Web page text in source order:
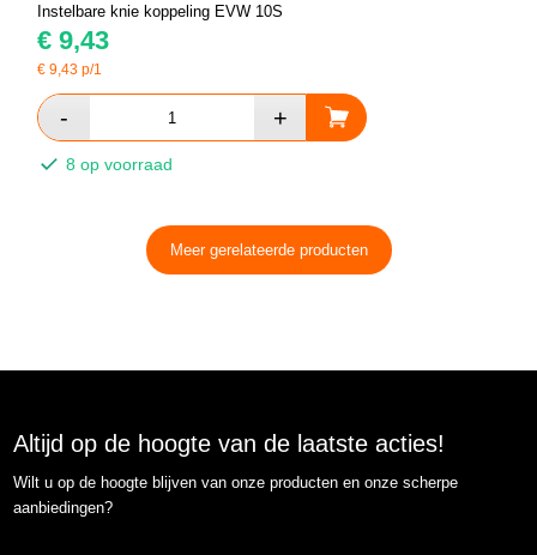
Instelbare knie koppeling EVW 10S
€ 9,43
€9,43 p/1
8 op voorraad
Meer gerelateerde producten
Altijd op de hoogte van de laatste acties!
Wilt u op de hoogte blijven van onze producten en onze scherpe
aanbiedingen?